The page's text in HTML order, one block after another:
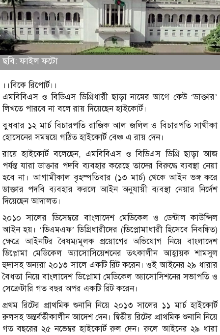
ছবি: ফাইল ফটো
।।বিকে রিপোর্ট।।
এমবিবিএস ও বিডিএস ডিগ্রিধারী ছাড়া নামের আগে কেউ ‘ডাক্তার’
লিখতে পারবে না বলে রায় দিয়েছেন হাইকোর্ট।
বুধবার ১২ মার্চ বিচারপতি রাজিক আল জলিল ও বিচারপতি সাথীকা
হোসেনের সমন্বয়ে গঠিত হাইকোর্ট বেঞ্চ এ রায় দেন।
রায়ে হাইকোর্ট বলেছেন, এমবিবিএস ও বিডিএস ডিগ্রি ছাড়া আজ
পর্যন্ত যারা ডাক্তার পদবি ব্যবহার করেছে তাদের বিরুদ্ধে ব্যবস্থা নেয়া
হবে না। আগামীকাল বৃহস্পতিবার (১৩ মার্চ) থেকে আইন ভঙ্গ করে
ডাক্তার পদবি ব্যবহার করলে আইন অনুযায়ী ব্যবস্থা নেয়ার নির্দেশ
দিয়েছেন আদালত।
২০১০ সালের ডিসেম্বরে বাংলাদেশ মেডিকেল ও ডেন্টাল কাউন্সিল
আইন হয়। ‘ডিএমএফ’ ডিগ্রিধারীদের (ডিপ্লোমাধারী হিসেবে নিবন্ধিত)
ক্ষেত্রে আইনটির বৈষম্যমূলক প্রয়োগের অভিযোগ নিয়ে বাংলাদেশ
ডিপ্লোমা মেডিকেল অ্যাসোসিয়েশনের তৎকালীন আহ্বায়ক শামসুল
হুদাসহ অন্যরা ২০১৩ সালে একটি রিট করেন। ওই আইনের ২৯ ধারার
বৈধতা নিয়ে বাংলাদেশ ডিপ্লোমা মেডিকেল অ্যাসোসিশনের সভাপতি ও
সেক্রেটারি গত বছর অপর একটি রিট করেন।
প্রথম রিটের প্রাথমিক শুনানি নিয়ে ২০১৩ সালের ১১ মার্চ হাইকোর্ট
রুলসহ অন্তর্বর্তীকালীন আদেশ দেন। দ্বিতীয় রিটের প্রাথমিক শুনানি নিয়ে
গত বছরের ২৫ নভেম্বর হাইকোর্ট রুল দেন। রুলে আইনের ২৯ ধারা